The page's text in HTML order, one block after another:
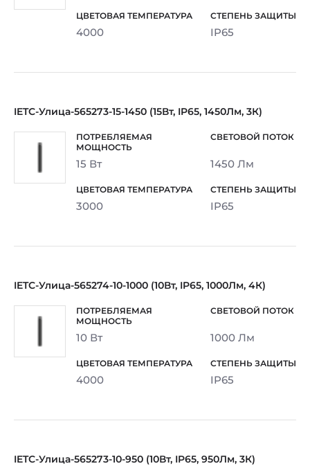
4000 IP65
IETC-Улица-565273-15-1450 (15Вт, IP65, 1450Лм, 3К)
15 Вт 1450 Лм
3000 IP65
IETC-Улица-565274-10-1000 (10Вт, IP65, 1000Лм, 4К)
10 Вт 1000 Лм
4000 IP65
IETC-Улица-565273-10-950 (10Вт, IP65, 950Лм, 3К)